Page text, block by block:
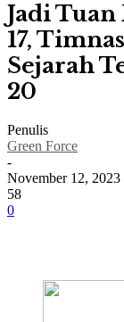
Jadi
17,
Sejarah
20
Penulis
Green Force
-
November 12, 2023
58
0